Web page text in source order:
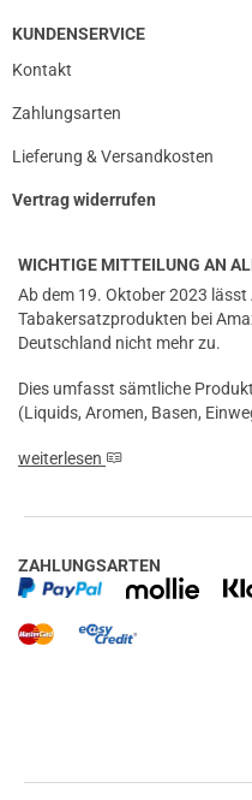
KUNDENSERVICE
Kontakt
Zahlungsarten
Lieferung & Versandkosten
Vertrag widerrufen
WICHTIGE MITTEILUNG AN
Ab dem 19. Oktober 2023
Tabakersatzprodukten bei
Deutschland nicht mehr zu.
Dies umfasst sämtliche
(Liquids, Aromen, Basen,
weiterlesen
ZAHLUNGSARTEN